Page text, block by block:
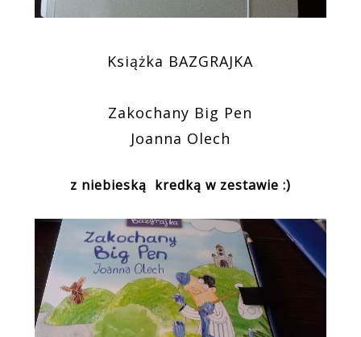
Książka BAZGRAJKA
Zakochany Big Pen
Joanna Olech
z niebieską kredką w zestawie :)